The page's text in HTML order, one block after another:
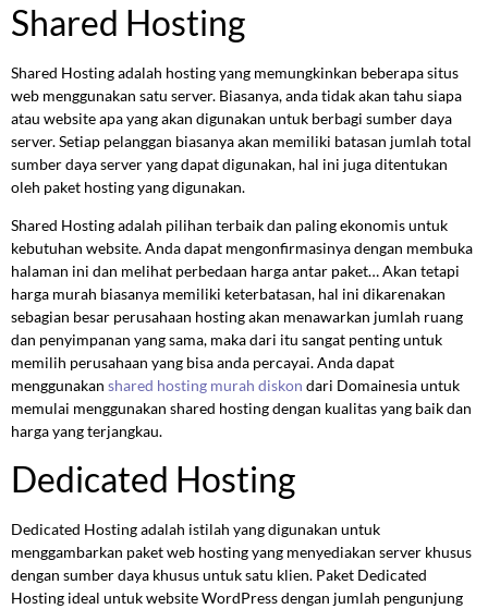
Shared Hosting
Shared Hosting adalah hosting yang memungkinkan beberapa situs
web menggunakan satu server. Biasanya, anda tidak akan tahu siapa
atau website apa yang akan digunakan untuk berbagi sumber daya
server. Setiap pelanggan biasanya akan memiliki batasan jumlah total
sumber daya server yang dapat digunakan, hal ini juga ditentukan
oleh paket hosting yang digunakan.
Shared Hosting adalah pilihan terbaik dan paling ekonomis untuk
kebutuhan website. Anda dapat mengonfirmasinya dengan membuka
halaman ini dan melihat perbedaan harga antar paket… Akan tetapi
harga murah biasanya memiliki keterbatasan, hal ini dikarenakan
sebagian besar perusahaan hosting akan menawarkan jumlah ruang
dan penyimpanan yang sama, maka dari itu sangat penting untuk
memilih perusahaan yang bisa anda percayai. Anda dapat
menggunakan shared hosting murah diskon dari Domainesia untuk
memulai menggunakan shared hosting dengan kualitas yang baik dan
harga yang terjangkau.
Dedicated Hosting
Dedicated Hosting adalah istilah yang digunakan untuk
menggambarkan paket web hosting yang menyediakan server khusus
dengan sumber daya khusus untuk satu klien. Paket Dedicated
Hosting ideal untuk website WordPress dengan jumlah pengunjung